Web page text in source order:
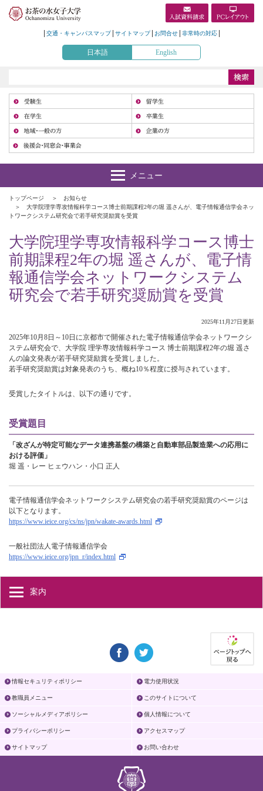
交通・キャンパスマップ サイトマップ お問合せ 非常時の対応
日本語 English
トップページ
お知らせ
大学院理学専攻情報科学コース博士前期課程2年の堀 遥さんが、電子情報通信学会ネッ
トワークシステム研究会で若手研究奨励賞を受賞
大学院理学専攻情報科学コース博士
前期課程2年の堀 遥さんが、電子情
報通信学会ネットワークシステム
研究会で若手研究奨励賞を受賞
2025年11月27日更新
2025年10月8日～10日に京都市で開催された電子情報通信学会ネットワークシ
ステム研究会で、大学院 理学専攻情報科学コース 博士前期課程2年の堀 遥さ
んの論文発表が若手研究奨励賞を受賞しました。
若手研究奨励賞は対象発表のうち、概ね10％程度に授与されています。
受賞したタイトルは、以下の通りです。
受賞題目
「改ざんが特定可能なデータ連携基盤の構築と自動車部品製造業への応用に
おける評価」
堀 遥・レー ヒェウハン・小口 正人
電子情報通信学会ネットワークシステム研究会の若手研究奨励賞のページは
以下となります。
https://www.ieice.org/cs/ns/jpn/wakate-awards.html
一般社団法人電子情報通信学会
https://www.ieice.org/jpn_r/index.html
案内
情報セキュリティポリシー 電力使用状況
教職員メニュー このサイトについて
ソーシャルメディアポリシー 個人情報について
プライバシーポリシー アクセスマップ
サイトマップ お問い合わせ